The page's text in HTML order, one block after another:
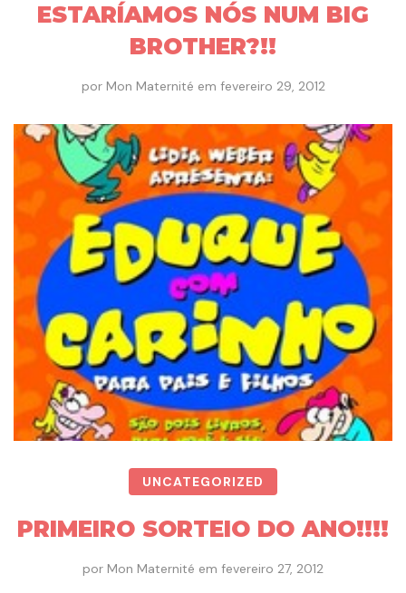
ESTARÍAMOS NÓS NUM BIG
BROTHER?!!
por Mon Maternité em fevereiro 29, 2012
UNCATEGORIZED
PRIMEIRO SORTEIO DO ANO!!!!
por Mon Maternité em fevereiro 27, 2012